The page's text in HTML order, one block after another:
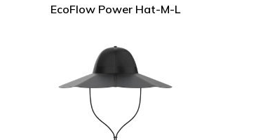
EcoFlow Power Hat-M-L